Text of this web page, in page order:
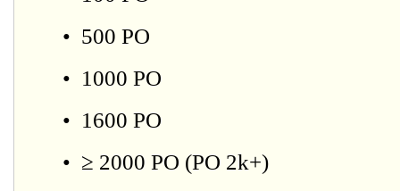
• 500 PO
• 1000 PO
• 1600 PO
• ≥ 2000 PO (PO 2k+)